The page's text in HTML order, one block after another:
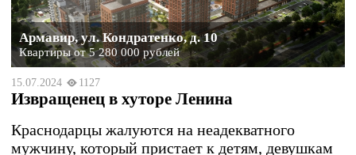
Армавир, ул. Кондратенко, д. 10
Квартиры от 5 280 000 рублей
15.07.2024 1127
Извращенец в хуторе Ленина
Краснодарцы жалуются на неадекватного
мужчину, который пристает к детям, девушкам